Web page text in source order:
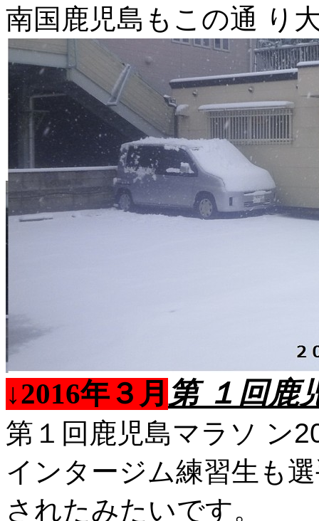
南国鹿児島もこの通 り
↓2016年３月 第 １回鹿
第１回鹿児島マラソ ン
インタージム練習生も
されたみたいです。